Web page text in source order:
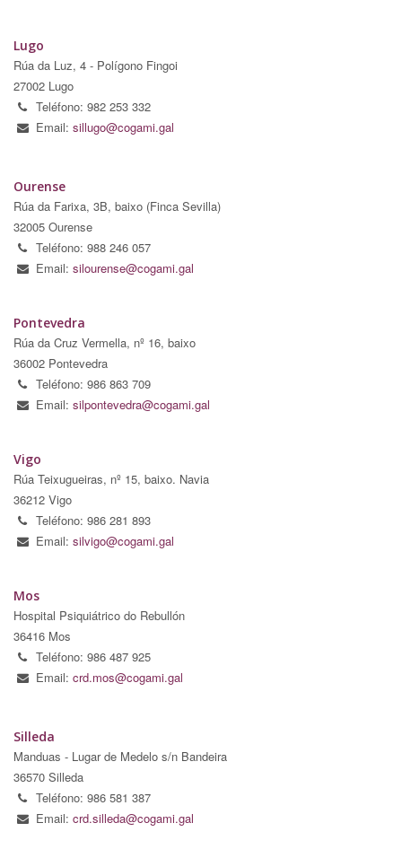
Lugo
Rúa da Luz, 4 - Polígono Fingoi
27002 Lugo
Teléfono: 982 253 332
Email: sillugo@cogami.gal
Ourense
Rúa da Farixa, 3B, baixo (Finca Sevilla)
32005 Ourense
Teléfono: 988 246 057
Email: silourense@cogami.gal
Pontevedra
Rúa da Cruz Vermella, nº 16, baixo
36002 Pontevedra
Teléfono: 986 863 709
Email: silpontevedra@cogami.gal
Vigo
Rúa Teixugueiras, nº 15, baixo. Navia
36212 Vigo
Teléfono: 986 281 893
Email: silvigo@cogami.gal
Mos
Hospital Psiquiátrico do Rebullón
36416 Mos
Teléfono: 986 487 925
Email: crd.mos@cogami.gal
Silleda
Manduas - Lugar de Medelo s/n Bandeira
36570 Silleda
Teléfono: 986 581 387
Email: crd.silleda@cogami.gal